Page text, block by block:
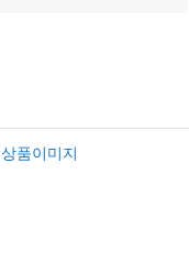
상품이미지